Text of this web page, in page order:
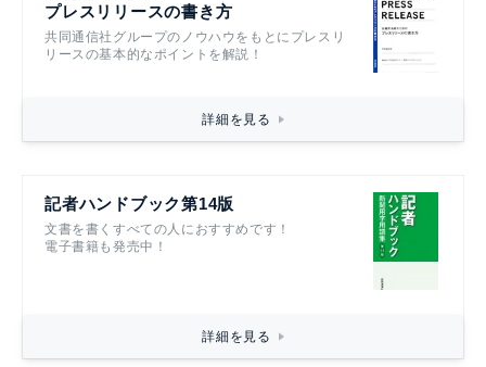
プレスリリースの書き方
共同通信社グループのノウハウをもとにプレスリ
リースの基本的なポイントを解説！
詳細を見る
記者ハンドブック第14版
文書を書くすべての人におすすめです！
電子書籍も発売中！
詳細を見る